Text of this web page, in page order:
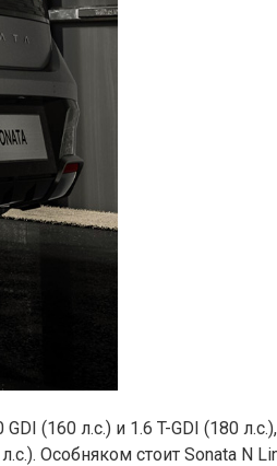
(160 л.с.) и 1.6 T-GDI (180
Особняком стоит Sonata N